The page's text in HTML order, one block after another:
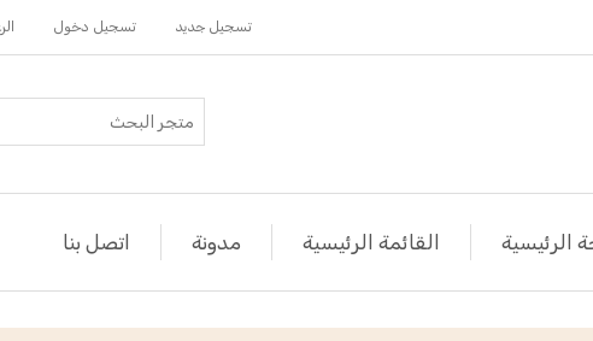
تسجيل جديد تسجيل دخول
الرئيسية القائمة الرئيسية مدونة اتصل بنا